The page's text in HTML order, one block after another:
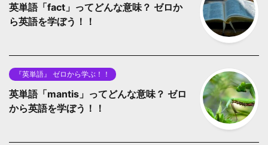
英単語「fact」ってどんな意味？ ゼロか
ら英語を学ぼう！！
『英単語』 ゼロから学ぶ！！
英単語「mantis」ってどんな意味？ ゼロ
から英語を学ぼう！！